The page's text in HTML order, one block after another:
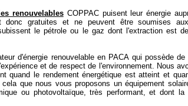
renouvelablesCOPPAC puisent leur énergie
donc gratuites et ne peuvent être soumises aux
le pétrole ou le gaz dont l'extraction est
d'énergie renouvelable en PACAqui possède de
et de respect de l'environnement. Nous
quand le rendement énergétique est atteint et
que nous vous proposons un équipement
ou photovoltaïque, très performant, et dont la